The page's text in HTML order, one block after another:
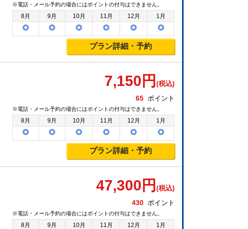
※電話・メール予約の場合にはポイントの付与はできません。
8月 9月 10月 11月 12月 1月
プラン詳細・予約
7,150 円 (税込)
65 ポイント
※電話・メール予約の場合にはポイントの付与はできません。
8月 9月 10月 11月 12月 1月
プラン詳細・予約
47,300 円 (税込)
430 ポイント
※電話・メール予約の場合にはポイントの付与はできません。
8月 9月 10月 11月 12月 1月